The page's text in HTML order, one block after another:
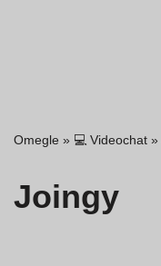
Omegle » 💻 Videochat »
Joingy